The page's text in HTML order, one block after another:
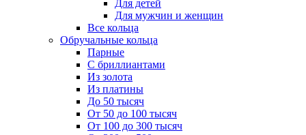
Для детей
Для мужчин и женщин
Все кольца
Обручальные кольца
Парные
С бриллиантами
Из золота
Из платины
До 50 тысяч
От 50 до 100 тысяч
От 100 до 300 тысяч